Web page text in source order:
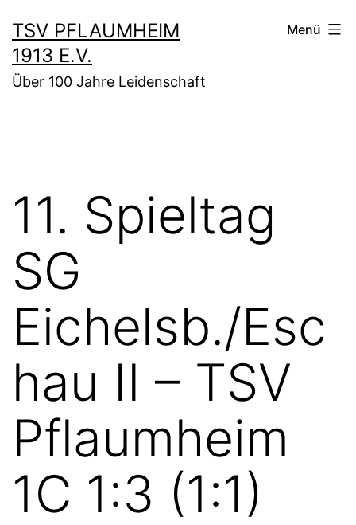
Inhalt
springen
TSV PFLAUMHEIM
1913 E.V.
Über 100 Jahre Leidenschaft
Menü
11. Spieltag
SG
Eichelsb./Esc
hau II – TSV
Pflaumheim
1C 1:3 (1:1)